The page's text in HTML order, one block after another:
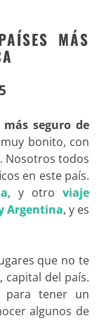
MÁS
seguro de
bonito, con
Nosotros todos
en este país.
, y otroviaje
Argentina, y es
que no te
, capital del país.
para tener un
algunos de